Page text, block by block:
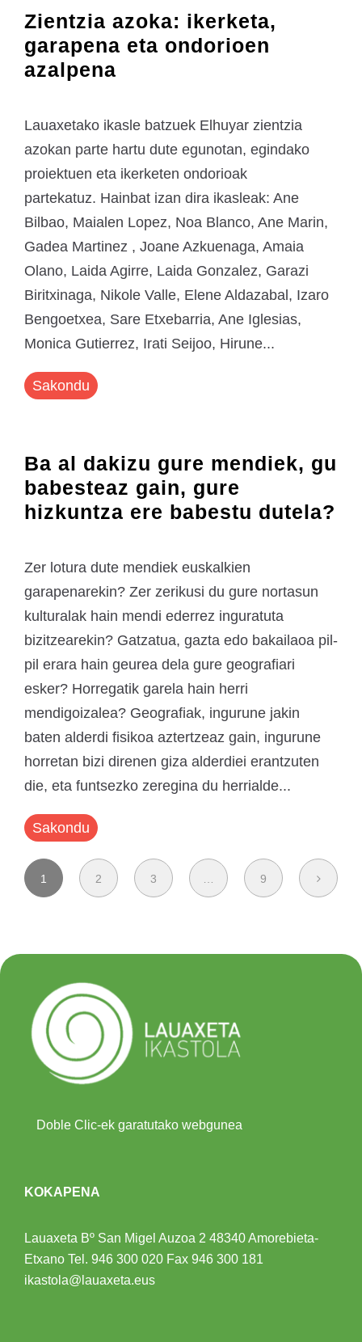
Zientzia azoka: ikerketa,
garapena eta ondorioen
azalpena
Lauaxetako ikasle batzuek Elhuyar zientzia
azokan parte hartu dute egunotan, egindako
proiektuen eta ikerketen ondorioak
partekatuz. Hainbat izan dira ikasleak: Ane
Bilbao, Maialen Lopez, Noa Blanco, Ane Marin,
Gadea Martinez , Joane Azkuenaga, Amaia
Olano, Laida Agirre, Laida Gonzalez, Garazi
Biritxinaga, Nikole Valle, Elene Aldazabal, Izaro
Bengoetxea, Sare Etxebarria, Ane Iglesias,
Monica Gutierrez, Irati Seijoo, Hirune...
Sakondu
Ba al dakizu gure mendiek, gu
babesteaz gain, gure
hizkuntza ere babestu dutela?
Zer lotura dute mendiek euskalkien
garapenarekin? Zer zerikusi du gure nortasun
kulturalak hain mendi ederrez inguratuta
bizitzearekin? Gatzatua, gazta edo bakailaoa pil-
pil erara hain geurea dela gure geografiari
esker? Horregatik garela hain herri
mendigoizalea? Geografiak, ingurune jakin
baten alderdi fisikoa aztertzeaz gain, ingurune
horretan bizi direnen giza alderdiei erantzuten
die, eta funtsezko zeregina du herrialde...
Sakondu
1 2 3 9
Doble Clic-ek garatutako webgunea
KOKAPENA
Lauaxeta Bº San Migel Auzoa 2 48340 Amorebieta-
Etxano Tel. 946 300 020 Fax 946 300 181
ikastola@lauaxeta.eus